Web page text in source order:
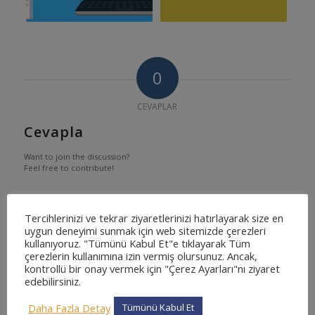
0
CEVAPLAR
Cevapla
Want to join the discussion?
Feel free to contribute!
E-posta*
Tercihlerinizi ve tekrar ziyaretlerinizi hatırlayarak size en
uygun deneyimi sunmak için web sitemizde çerezleri
kullanıyoruz. "Tümünü Kabul Et"e tıklayarak Tüm
çerezlerin kullanımına izin vermiş olursunuz. Ancak,
kontrollü bir onay vermek için "Çerez Ayarları"nı ziyaret
edebilirsiniz.
Daha Fazla Detay
Tümünü Kabul Et